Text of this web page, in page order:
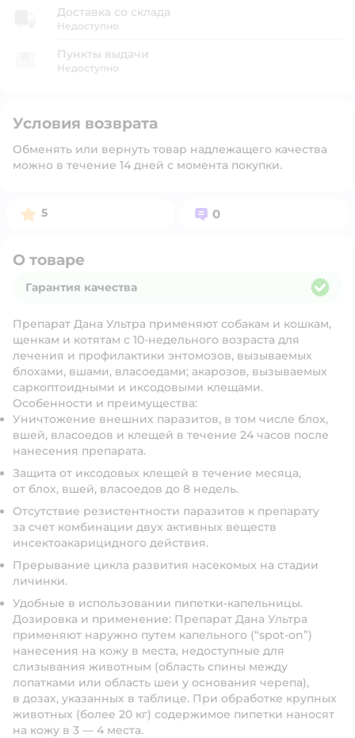
Доставка со склада
Недоступно
Пункты выдачи
Недоступно
Условия возврата
Обменять или вернуть товар надлежащего качества
можно в течение 14 дней с момента покупки.
Рейтинг:
5 Вопросов:
0
О товаре
Гарантия качества
Препарат Дана Ультра применяют собакам и кошкам,
щенкам и котятам с 10-недельного возраста для
лечения и профилактики энтомозов, вызываемых
блохами, вшами, власоедами; акарозов, вызываемых
саркоптоидными и иксодовыми клещами.
Особенности и преимущества:
Уничтожение внешних паразитов, в том числе блох,
вшей, власоедов и клещей в течение 24 часов после
нанесения препарата.
Защита от иксодовых клещей в течение месяца,
от блох, вшей, власоедов до 8 недель.
Отсутствие резистентности паразитов к препарату
за счет комбинации двух активных веществ
инсектоакарицидного действия.
Прерывание цикла развития насекомых на стадии
личинки.
Удобные в использовании пипетки-капельницы.
Дозировка и применение: Препарат Дана Ультра
применяют наружно путем капельного (“spot-on”)
нанесения на кожу в места, недоступные для
слизывания животным (область спины между
лопатками или область шеи у основания черепа),
в дозах, указанных в таблице. При обработке крупных
животных (более 20 кг) содержимое пипетки наносят
на кожу в 3 — 4 места.